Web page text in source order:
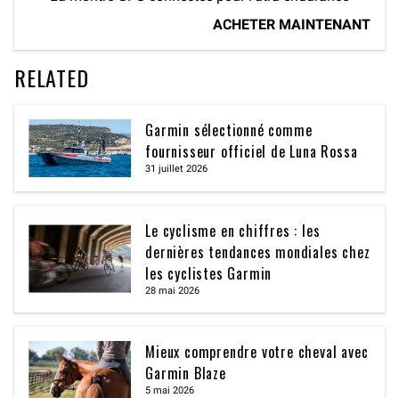
ACHETER MAINTENANT
RELATED
Garmin sélectionné comme
fournisseur officiel de Luna Rossa
31 juillet 2026
Le cyclisme en chiffres : les
dernières tendances mondiales chez
les cyclistes Garmin
28 mai 2026
Mieux comprendre votre cheval avec
Garmin Blaze
5 mai 2026